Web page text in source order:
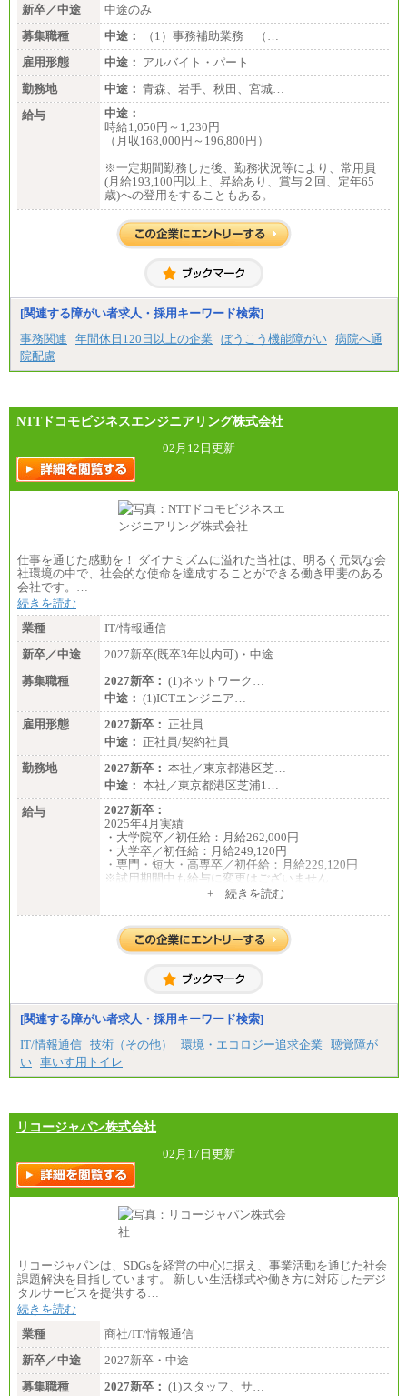
新卒／中途
中途のみ
募集職種
中途：
（1）事務補助業務 （…
雇用形態
中途： アルバイト・パート
勤務地
中途： 青森、岩手、秋田、宮城…
給与
中途：
時給1,050円～1,230円
（月収168,000円～196,800円）
※一定期間勤務した後、勤務状況等により、常用員
(月給193,100円以上、昇給あり、賞与２回、定年65
歳)への登用をすることもある。
[関連する障がい者求人・採用キーワード検索]
事務関連
年間休日120日以上の企業 ぼうこう機能障がい 病院へ通
院配慮
NTTドコモビジネスエンジニアリング株式会社
02月12日更新
仕事を通じた感動を！ ダイナミズムに溢れた当社は、明るく元気な会
社環境の中で、社会的な使命を達成することができる働き甲斐のある
会社です。…
続きを読む
業種
IT/情報通信
新卒／中途
2027新卒(既卒3年以内可)・中途
募集職種
2027新卒： (1)ネットワーク…
中途： (1)ICTエンジニア…
雇用形態
2027新卒： 正社員
中途： 正社員/契約社員
勤務地
2027新卒： 本社／東京都港区芝…
中途： 本社／東京都港区芝浦1…
給与
2027新卒：
2025年4月実績
・大学院卒／初任給：月給262,000円
・大学卒／初任給：月給249,120円
・専門・短大・高専卒／初任給：月給229,120円
※試用期間中も給与に変更はございません
※試用期間中(2ヶ月間)も給与等に変更はございませ
※給与額は、経験、能力を考慮し決定致します。
+ 続きを読む
[関連する障がい者求人・採用キーワード検索]
IT/情報通信 技術（その他） 環境・エコロジー追求企業
聴覚障が
い 車いす用トイレ
リコージャパン株式会社
02月17日更新
リコージャパンは、SDGsを経営の中心に据え、事業活動を通じた社会
課題解決を目指しています。 新しい生活様式や働き方に対応したデジ
タルサービスを提供する…
続きを読む
業種
商社/IT/情報通信
新卒／中途
2027新卒・中途
募集職種
2027新卒： (1)スタッフ、サ…